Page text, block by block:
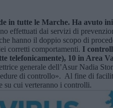
in tutte le Marche. Ha avuto
effettuati dai servizi di
hanno il doppio scopo di
corretti comportamenti. I
telefonicamente), 10 in Area
generale dell’Asur Nadia
di controllo». Al fine di
su cui verteranno i controlli.